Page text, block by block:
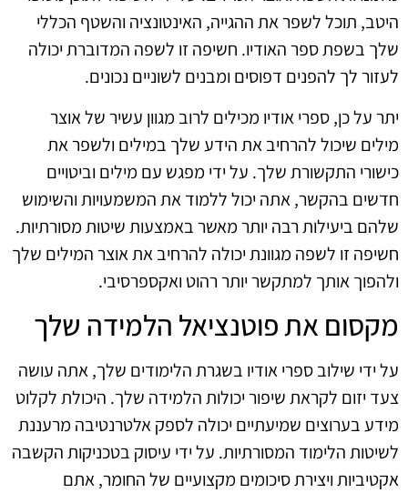
היטב, תוכל לשפר את ההגייה, האינטונציה והשטף הכללי
שלך בשפת ספר האודיו. חשיפה זו לשפה המדוברת יכולה
לעזור לך להפנים דפוסים ומבנים לשוניים נכונים.
יתר על כן, ספרי אודיו מכילים לרוב מגוון עשיר של אוצר
מילים שיכול להרחיב את הידע שלך במילים ולשפר את
כישורי התקשורת שלך. על ידי מפגש עם מילים וביטויים
חדשים בהקשר, אתה יכול ללמוד את המשמעויות והשימוש
שלהם ביעילות רבה יותר מאשר באמצעות שיטות מסורתיות.
חשיפה זו לשפה מגוונת יכולה להרחיב את אוצר המילים שלך
ולהפוך אותך למתקשר יותר רהוט ואקספרסיבי.
מקסום את פוטנציאל הלמידה שלך
על ידי שילוב ספרי אודיו בשגרת הלימודים שלך, אתה עושה
צעד יזום לקראת שיפור יכולות הלמידה שלך. היכולת לקלוט
מידע בערוצים שמיעתיים יכולה לספק אלטרנטיבה מרעננת
לשיטות הלימוד המסורתיות. על ידי עיסוק בטכניקות הקשבה
אקטיביות ויצירת סיכומים מקצועיים של החומר, אתם